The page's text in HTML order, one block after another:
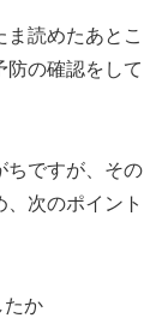
読めたあとこ
防の確認をして
ちですが、その
次のポイント
たか